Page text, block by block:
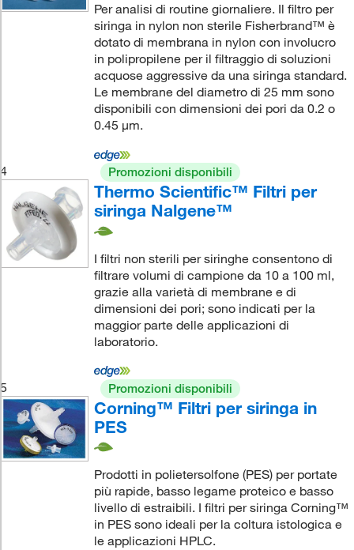
Per analisi di routine giornaliere. Il filtro per
siringa in nylon non sterile Fisherbrand™ è
dotato di membrana in nylon con involucro
in polipropilene per il filtraggio di soluzioni
acquose aggressive da una siringa standard.
Le membrane del diametro di 25 mm sono
disponibili con dimensioni dei pori da 0.2 o
0.45 μm.
4 Promozioni disponibili
Thermo Scientific™ Filtri per
siringa Nalgene™
I filtri non sterili per siringhe consentono di
filtrare volumi di campione da 10 a 100 ml,
grazie alla varietà di membrane e di
dimensioni dei pori; sono indicati per la
maggior parte delle applicazioni di
laboratorio.
5 Promozioni disponibili
Corning™ Filtri per siringa in
PES
Prodotti in polietersolfone (PES) per portate
più rapide, basso legame proteico e basso
livello di estraibili. I filtri per siringa Corning™
in PES sono ideali per la coltura istologica e
le applicazioni HPLC.